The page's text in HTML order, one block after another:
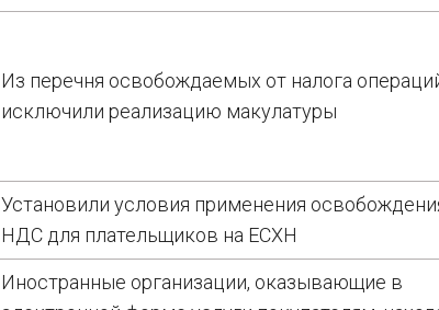
Из перечня освобождаемых от налога
исключили реализацию макулатуры
Установили условия применения
НДС для плательщиков на ЕСХН
Иностранные организации, оказывающие в